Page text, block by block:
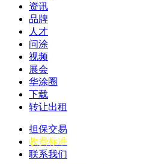
资讯
品牌
人才
问涂
视频
展会
华涂圈
下载
转让出租
担保交易
收费标准
联系我们